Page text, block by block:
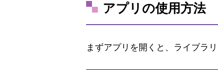
アプリの使用方法
まずアプリを開くと、ライブラ